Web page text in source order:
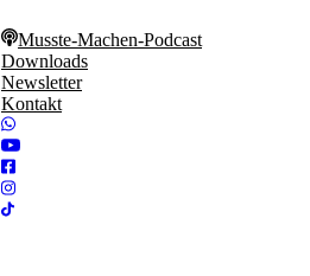
Musste-Machen-Podcast
Downloads
Newsletter
Kontakt